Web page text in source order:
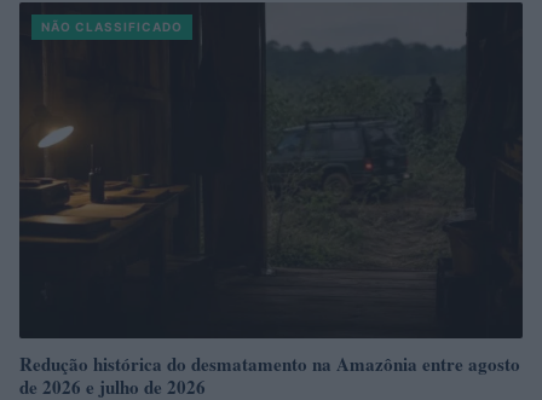
NÃO CLASSIFICADO
Redução histórica do desmatamento na Amazônia entre agosto
de 2026 e julho de 2026